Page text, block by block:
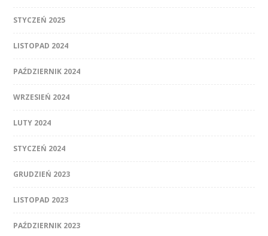
STYCZEŃ 2025
LISTOPAD 2024
PAŹDZIERNIK 2024
WRZESIEŃ 2024
LUTY 2024
STYCZEŃ 2024
GRUDZIEŃ 2023
LISTOPAD 2023
PAŹDZIERNIK 2023